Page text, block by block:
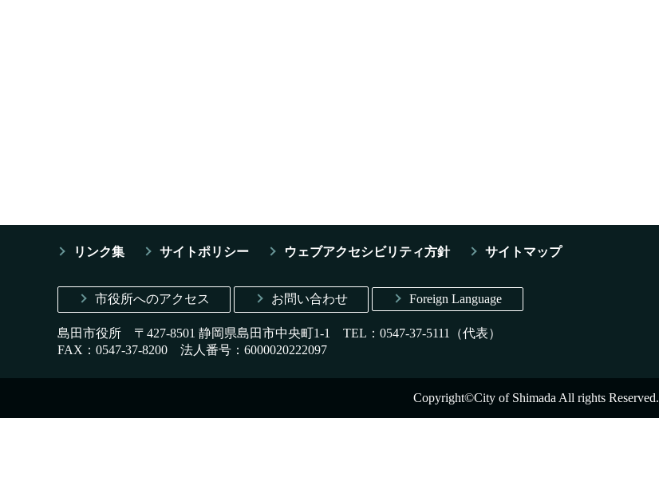
リンク集 サイトポリシー ウェブアクセシビリティ方針 サイトマップ
市役所へのアクセス お問い合わせ Foreign Language
島田市役所 〒427-8501 静岡県島田市中央町1-1 TEL：0547-37-5111（代表）
FAX：0547-37-8200 法人番号：6000020222097
Copyright©City of Shimada All rights Reserved.